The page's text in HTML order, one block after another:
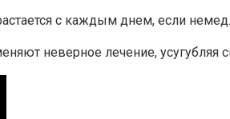
с каждым днем, если
неверное лечение, усугубляя